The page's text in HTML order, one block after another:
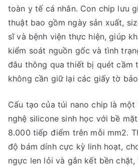
toàn y tế cá nhân. Con chip lưu
thuật bao gồm ngày sản xuất,
sĩ và bệnh viện thực hiện, giúp
kiểm soát nguồn gốc và tình
đâu thông qua thiết bị quét cầm
không cần giữ lại các giấy tờ
Cấu tạo của túi nano chip là
nghệ silicone sinh học với bề
8.000 tiếp điểm trên mỗi mm2.
độ bám dính cực kỳ linh hoạt,
ngực len lỏi và gắn kết bền